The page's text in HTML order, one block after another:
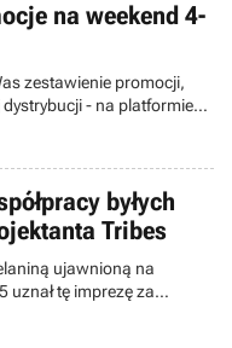
na weekend 4-
zestawienie promocji,
dystrybucji - na platformie
Games, Impulse,
sklepy stawiają na
byłych
Tribes
ujawnioną na
uznał tę imprezę za
informacji na temat
w całym tym